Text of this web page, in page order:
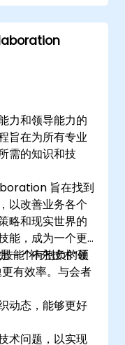
力和领导能力的
旨在为所有专业
需的知识和技
旨在找到
以改善业务各个
略和现实世界的
能，成为一个更
一个有抱负的领
能”补充技术“硬
有效率。与会者
动态，能够更好
术问题，以实现